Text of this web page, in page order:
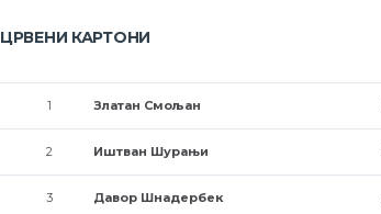
ЦРВЕНИ КАРТОНИ
1 Златан Смољан
2 Иштван Шурањи
3 Давор Шнадербек